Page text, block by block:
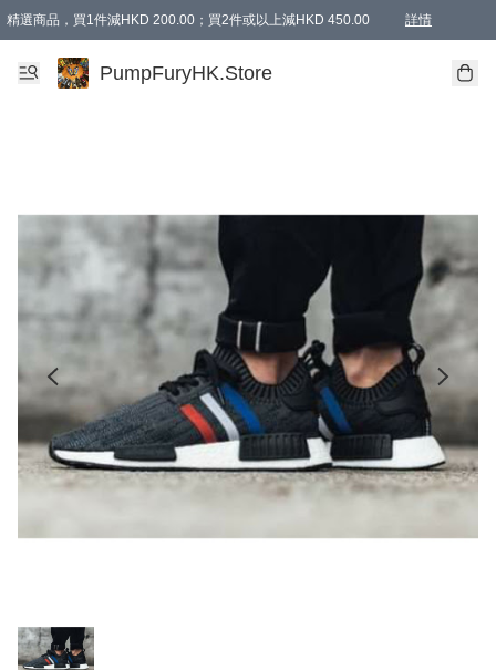
精選商品，買1件減HKD 200.00；買2件或以上減HKD 450.00 詳情
AAPE商品,會員專享9折或以上（按會員等級）AAPE products, members can
精選商品，任選買2件或以上減HKD 100.00
購物滿 HKD 800.00即享免運費優惠！（適用於 特定的送貨方式 )
PumpFuryHK.Store